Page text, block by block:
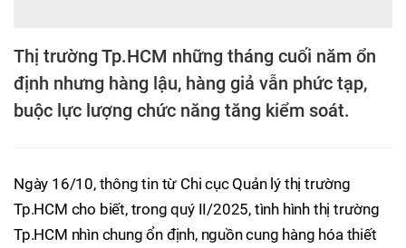
Thị trường Tp.HCM những tháng cuối năm ổn
định nhưng hàng lậu, hàng giả vẫn phức tạp,
buộc lực lượng chức năng tăng kiểm soát.
Ngày 16/10, thông tin từ Chi cục Quản lý thị trường
Tp.HCM cho biết, trong quý II/2025, tình hình thị trường
Tp.HCM nhìn chung ổn định, nguồn cung hàng hóa thiết